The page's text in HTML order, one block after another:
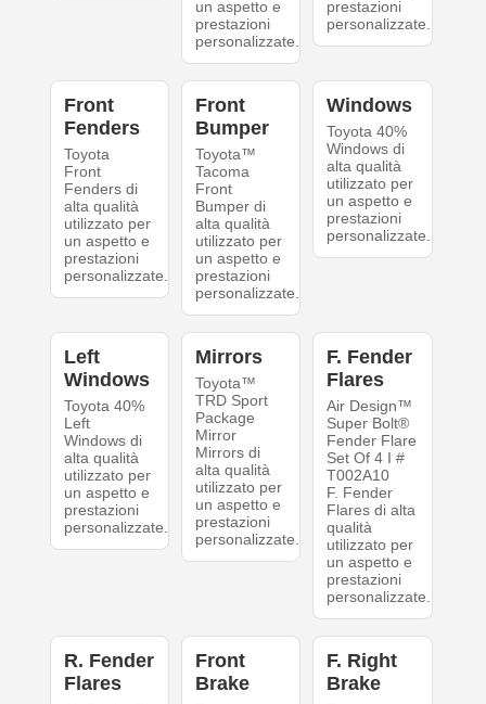
un aspetto e
prestazioni
personalizzate.
prestazioni
personalizzate.
Front
Fenders
Toyota
Front
Fenders di
alta qualità
utilizzato per
un aspetto e
prestazioni
personalizzate.
Front
Bumper
Toyota™
Tacoma
Front
Bumper di
alta qualità
utilizzato per
un aspetto e
prestazioni
personalizzate.
Windows
Toyota 40%
Windows di
alta qualità
utilizzato per
un aspetto e
prestazioni
personalizzate.
Left
Windows
Toyota 40%
Left
Windows di
alta qualità
utilizzato per
un aspetto e
prestazioni
personalizzate.
Mirrors
Toyota™
TRD Sport
Package
Mirror
Mirrors di
alta qualità
utilizzato per
un aspetto e
prestazioni
personalizzate.
F. Fender
Flares
Air Design™
Super Bolt®
Fender Flare
Set Of 4 I #
T002A10
F. Fender
Flares di alta
qualità
utilizzato per
un aspetto e
prestazioni
personalizzate.
R. Fender
Flares
Front
Brake
F. Right
Brake